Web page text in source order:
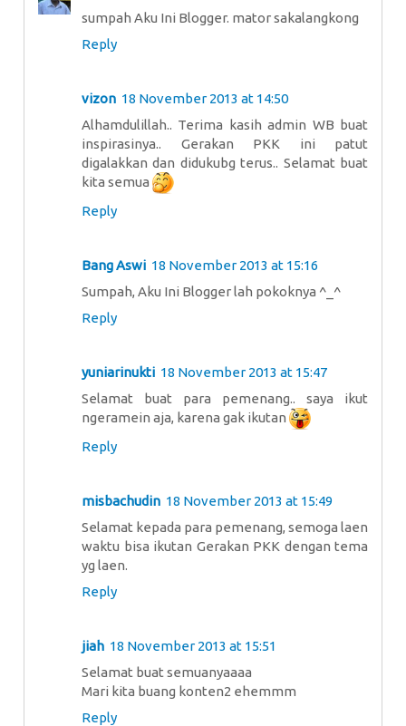
sumpah Aku Ini Blogger. mator sakalangkong
Reply
vizon 18 November 2013 at 14:50
Alhamdulillah.. Terima kasih admin WB buat
inspirasinya.. Gerakan PKK ini patut
digalakkan dan didukubg terus.. Selamat buat
kita semua
Reply
Bang Aswi 18 November 2013 at 15:16
Sumpah, Aku Ini Blogger lah pokoknya ^_^
Reply
yuniarinukti 18 November 2013 at 15:47
Selamat buat para pemenang.. saya ikut
ngeramein aja, karena gak ikutan
Reply
misbachudin 18 November 2013 at 15:49
Selamat kepada para pemenang, semoga laen
waktu bisa ikutan Gerakan PKK dengan tema
yg laen.
Reply
jiah 18 November 2013 at 15:51
Selamat buat semuanyaaaa
Mari kita buang konten2 ehemmm
Reply